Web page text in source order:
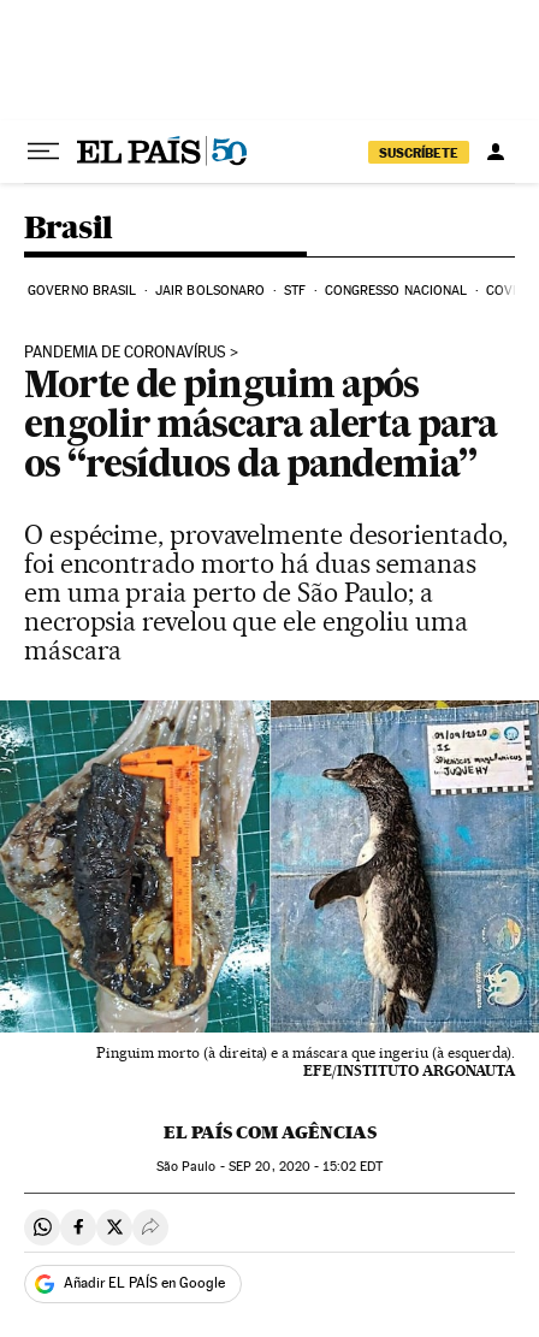
SUSCRÍBETE
Brasil
GOVERNO BRASIL JAIR BOLSONARO STF CONGRESSO NACIONAL COVID-
PANDEMIA DE CORONAVÍRUS
Morte de pinguim após
engolir máscara alerta para
os “resíduos da pandemia”
O espécime, provavelmente desorientado,
foi encontrado morto há duas semanas
em uma praia perto de São Paulo; a
necropsia revelou que ele engoliu uma
máscara
Pinguim morto (à direita) e a máscara que ingeriu (à esquerda).
EFE/INSTITUTO ARGONAUTA
EL PAÍS COM AGÊNCIAS
São Paulo - SEP 20, 2020 - 15:02EDT
Compartir en Whatsapp
Compartir en Facebook
Compartir en Twitter
Desplegar Redes Sociales
Añadir EL PAÍS en Google